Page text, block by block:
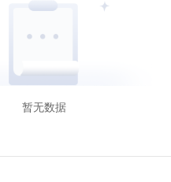
暂无数据